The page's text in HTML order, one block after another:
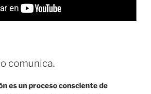
comunica.
es un proceso consciente de